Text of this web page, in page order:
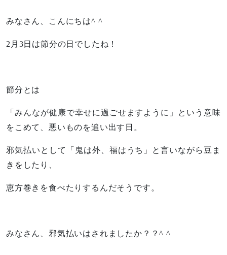
みなさん、こんにちは^ ^
2月3日は節分の日でしたね！
節分とは
「みんなが健康で幸せに過ごせますように」という意味
をこめて、悪いものを追い出す日。
邪気払いとして「鬼は外、福はうち」と言いながら豆ま
きをしたり、
恵方巻きを食べたりするんだそうです。
みなさん、邪気払いはされましたか？？^ ^